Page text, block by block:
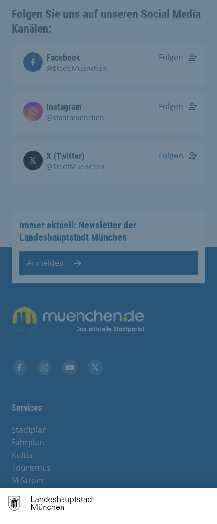
Folgen Sie uns auf unseren Social Media
Kanälen:
Facebook
@Stadt.Muenchen
Folgen
Instagram
@stadtmuenchen
Folgen
X (Twitter)
@StadtMuenchen
Folgen
Immer aktuell: Newsletter der
Landeshauptstadt München
Anmelden
Übergreifende Links
Services
Stadtplan
Fahrplan
Kultur
Tourismus
M-Strom
Hotels